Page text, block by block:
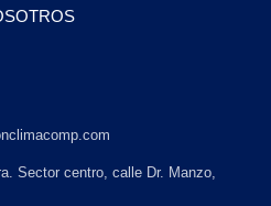
Sector centro, calle Dr. Manzo,